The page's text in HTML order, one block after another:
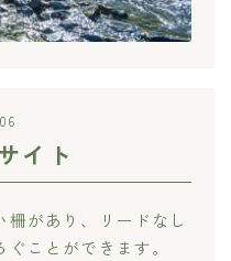
イト
があり、リードなし
ことができます。